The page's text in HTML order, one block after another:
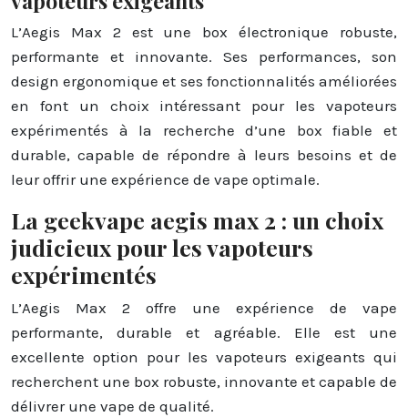
L’Aegis Max 2 est une box électronique robuste,
performante et innovante. Ses performances, son
design ergonomique et ses fonctionnalités améliorées
en font un choix intéressant pour les vapoteurs
expérimentés à la recherche d’une box fiable et
durable, capable de répondre à leurs besoins et de
leur offrir une expérience de vape optimale.
La geekvape aegis max 2 : un choix
judicieux pour les vapoteurs
expérimentés
L’Aegis Max 2 offre une expérience de vape
performante, durable et agréable. Elle est une
excellente option pour les vapoteurs exigeants qui
recherchent une box robuste, innovante et capable de
délivrer une vape de qualité.